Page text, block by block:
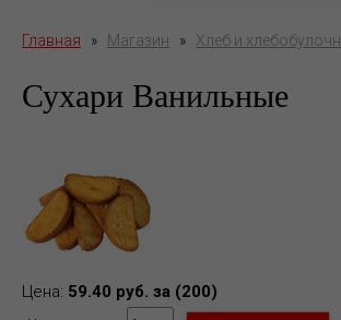
Главная » Магазин » Хлеб и
Сухари Ванильные
Цена: 59.40 руб. за (200)